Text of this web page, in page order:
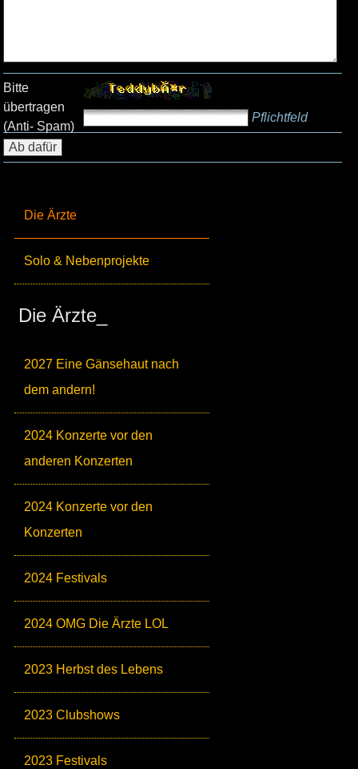
Die Ärzte
Solo & Nebenprojekte
Die Ärzte_
2027 Eine Gänsehaut nach
dem andern!
2024 Konzerte vor den
anderen Konzerten
2024 Konzerte vor den
Konzerten
2024 Festivals
2024 OMG Die Ärzte LOL
2023 Herbst des Lebens
2023 Clubshows
2023 Festivals
Bitte
übertragen
(Anti- Spam)
Pflichtfeld